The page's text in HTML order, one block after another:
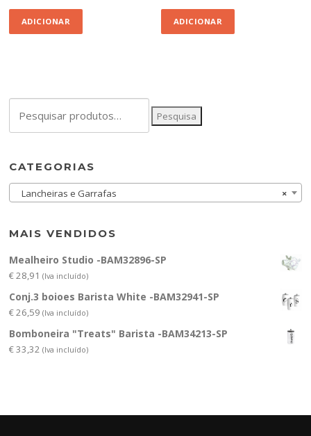
ADICIONAR ADICIONAR
por:
Pesquisa
CATEGORIAS
×
Lancheiras e Garrafas
MAIS VENDIDOS
Mealheiro Studio -BAM32896-SP
€28,91 (Iva incluído)
Conj.3 boioes Barista White -BAM32941-SP
€26,59 (Iva incluído)
Bomboneira "Treats" Barista -BAM34213-SP
€33,32 (Iva incluído)